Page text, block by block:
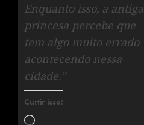
Enquanto isso, a antiga
princesa percebe que
tem algo muito errado
acontecendo nessa
cidade.”
Curtir isso: